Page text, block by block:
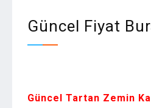
Güncel Fiyat
Güncel Tartan Zemin